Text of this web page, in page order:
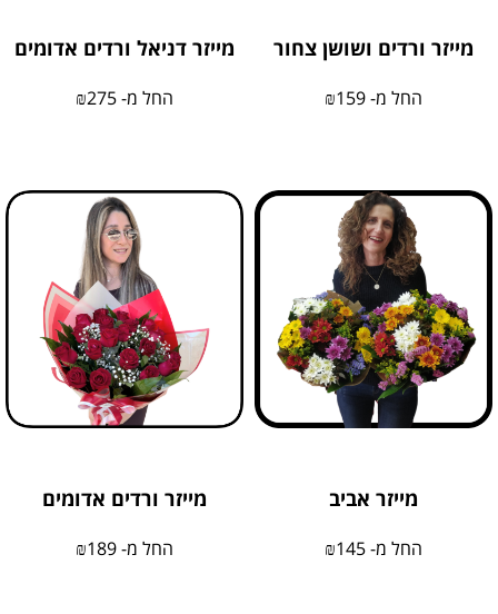
מייזר ורדים ושושן צחור
החל מ- ₪159
מייזר דניאל ורדים אדומים
החל מ- ₪275
מייזר אביב
החל מ- ₪145
מייזר ורדים אדומים
החל מ- ₪189